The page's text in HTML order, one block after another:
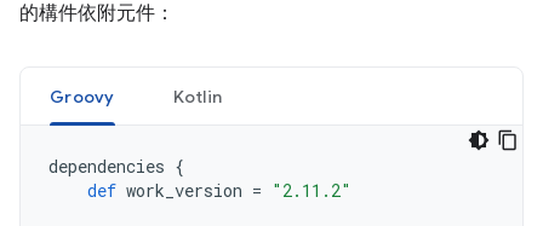
的構件依附元件：
Groovy Kotlin
dependencies {
def work_version = "2.11.2"